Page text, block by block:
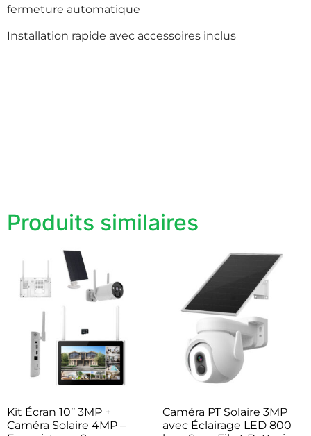
fermeture automatique
Installation rapide avec accessoires inclus
Produits similaires
Kit Écran 10’’ 3MP +
Caméra Solaire 4MP –
Caméra PT Solaire 3MP
avec Éclairage LED 800